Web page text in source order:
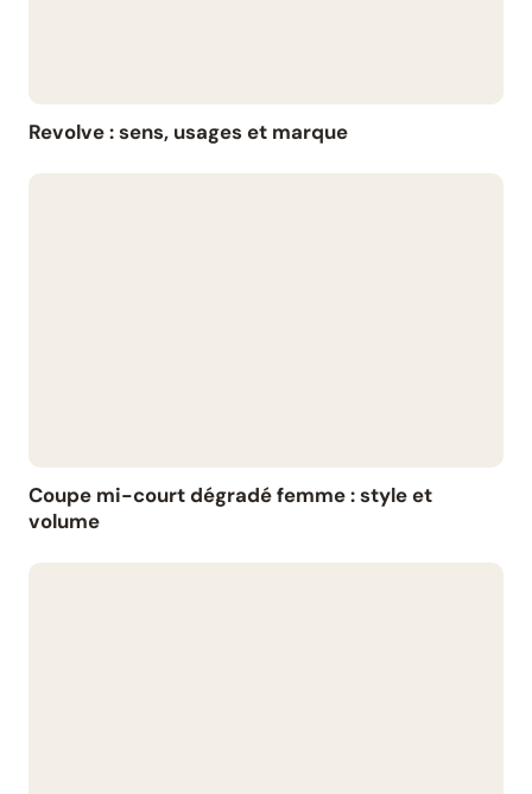
Revolve : sens, usages et marque
Coupe mi-court dégradé femme : style et
volume